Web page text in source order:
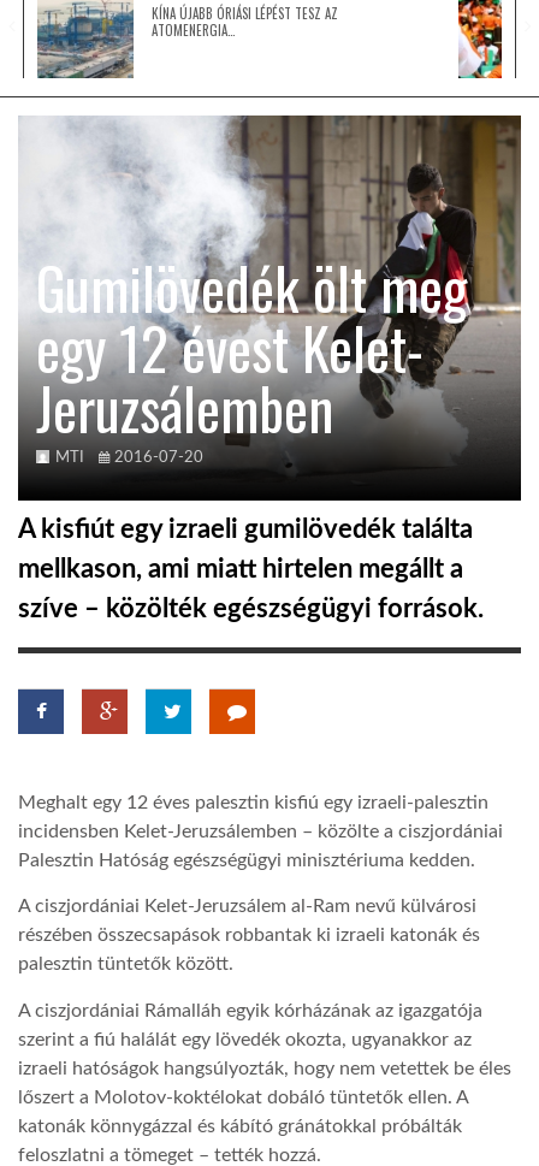
GLOBOTV BP
TROPICALMAGAZIN
GLOBOTV
AFRIKA TUDÁSTÁR
A NAP SZÉPE
LINKTR.EE
GLOBOZSARU
DOBRAVERO.HU
KÍNA ÚJABB ÓRIÁSI LÉPÉST TESZ AZ
ATOMENERGIA…
Gumilövedék ölt meg
egy 12 évest Kelet-
Jeruzsálemben
MTI 2016-07-20
A kisfiút egy izraeli gumilövedék találta
mellkason, ami miatt hirtelen megállt a
szíve – közölték egészségügyi források.
Meghalt egy 12 éves palesztin kisfiú egy izraeli-palesztin
incidensben Kelet-Jeruzsálemben – közölte a ciszjordániai
Palesztin Hatóság egészségügyi minisztériuma kedden.
A ciszjordániai Kelet-Jeruzsálem al-Ram nevű külvárosi
részében összecsapások robbantak ki izraeli katonák és
palesztin tüntetők között.
A ciszjordániai Rámalláh egyik kórházának az igazgatója
szerint a fiú halálát egy lövedék okozta, ugyanakkor az
izraeli hatóságok hangsúlyozták, hogy nem vetettek be éles
lőszert a Molotov-koktélokat dobáló tüntetők ellen. A
katonák könnygázzal és kábító gránátokkal próbálták
feloszlatni a tömeget – tették hozzá.